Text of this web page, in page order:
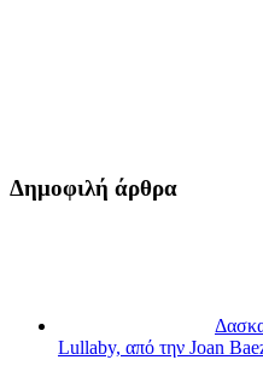
Δημοφιλή άρθρα
Lullaby, από την Joan